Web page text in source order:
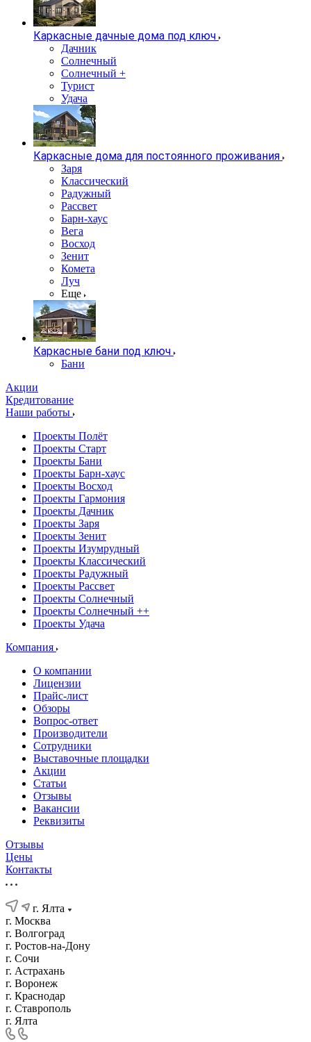
Каркасные дачные дома под ключ
Дачник
Солнечный
Солнечный +
Турист
Удача
Каркасные дома для постоянного проживания
Заря
Классический
Радужный
Рассвет
Барн-хаус
Вега
Восход
Зенит
Комета
Луч
Еще
Каркасные бани под ключ
Бани
Акции
Кредитование
Наши работы
Проекты Полёт
Проекты Старт
Проекты Бани
Проекты Барн-хаус
Проекты Восход
Проекты Гармония
Проекты Дачник
Проекты Заря
Проекты Зенит
Проекты Изумрудный
Проекты Классический
Проекты Радужный
Проекты Рассвет
Проекты Солнечный
Проекты Солнечный ++
Проекты Удача
Компания
О компании
Лицензии
Прайс-лист
Обзоры
Вопрос-ответ
Производители
Сотрудники
Выставочные площадки
Акции
Статьи
Отзывы
Вакансии
Реквизиты
Отзывы
Цены
Контакты
г. Ялта
г. Москва
г. Волгоград
г. Ростов-на-Дону
г. Сочи
г. Астрахань
г. Воронеж
г. Краснодар
г. Ставрополь
г. Ялта